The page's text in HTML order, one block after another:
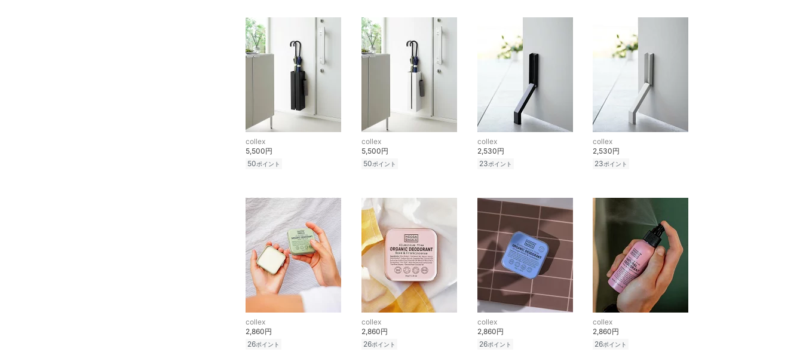
collex
5,500円
50ポイント
collex
5,500円
50ポイント
collex
2,530円
23ポイント
collex
2,530円
23ポイント
collex
2,860円
26ポイント
collex
2,860円
26ポイント
collex
2,860円
26ポイント
collex
2,860円
26ポイント